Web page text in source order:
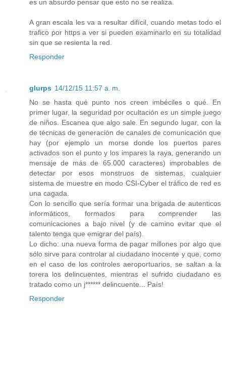
es un absurdo pensar que esto no se realiza.
A gran escala les va a resultar difícil, cuando metas todo el
trafico por https a ver si pueden examinarlo en su totalidad
sin que se resienta la red.
Responder
glurps 14/12/15 11:57 a. m.
No se hasta qué punto nos creen imbéciles o qué. En
primer lugar, la seguridad por ocultación es un simple juego
de niños. Escanea que algo sale. En segundo lugar, con la
de técnicas de generación de canales de comunicación que
hay (por ejemplo un morse donde los puertos pares
activados son el punto y los impares la raya, generando un
mensaje de más de 65.000 caracteres) improbables de
detectar por esos monstruos de sistemas, cualquier
sistema de muestre en modo CSI-Cyber el tráfico de red es
una cagada.
Con lo sencillo que sería formar una brigada de autenticos
informáticos, formados para comprender las
comunicaciones a bajo nivel (y de camino evitar que el
talento tenga que emigrar del país).
Lo dicho: una nueva forma de pagar millones por algo que
sólo sirve para controlar al ciudadano inocente y que, como
en el caso de los controles aeroportuarios, se saltan a la
torera los delincuentes, mientras el sufrido ciudadano es
tratado como un j****** delincuente... País!
Responder